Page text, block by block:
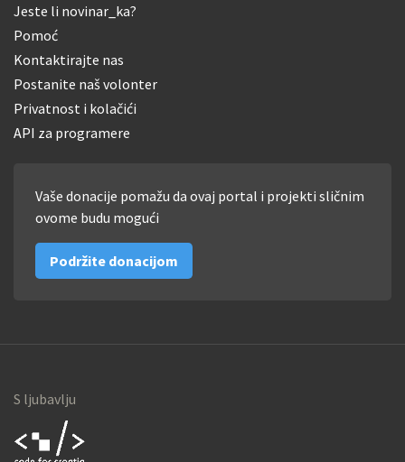
Jeste li novinar_ka?
Pomoć
Kontaktirajte nas
Postanite naš volonter
Privatnost i kolačići
API za programere
Vaše donacije pomažu da ovaj portal i projekti sličnim
ovome budu mogući
Podržite donacijom
S ljubavlju